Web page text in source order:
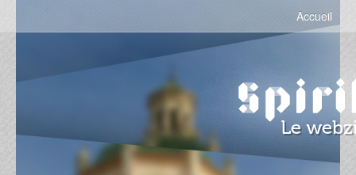
Accueil